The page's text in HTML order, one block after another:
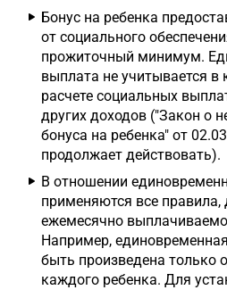
Бонус на ребенка
от социального
прожиточный минимум.
выплата не учитывается в
расчете социальных
других доходов ("Закон о
бонуса на ребенка" от
продолжает действовать).
В отношении
применяются все
ежемесячно
Например,
быть произведена только
каждого ребенка. Для